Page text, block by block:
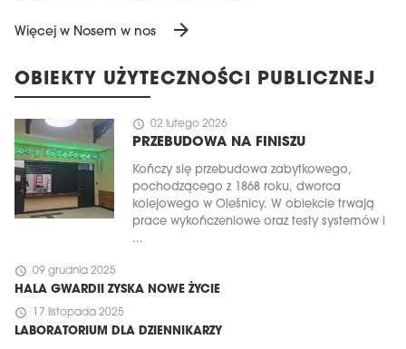
Więcej w Nosem w nos arrow_forward
OBIEKTY UŻYTECZNOŚCI PUBLICZNEJ
schedule 02 lutego 2026
PRZEBUDOWA NA FINISZU
Kończy się przebudowa zabytkowego,
pochodzącego z 1868 roku, dworca
kolejowego w Oleśnicy. W obiekcie trwają
prace wykończeniowe oraz testy systemów i
...
schedule 09 grudnia 2025
HALA GWARDII ZYSKA NOWE ŻYCIE
schedule 17 listopada 2025
LABORATORIUM DLA DZIENNIKARZY